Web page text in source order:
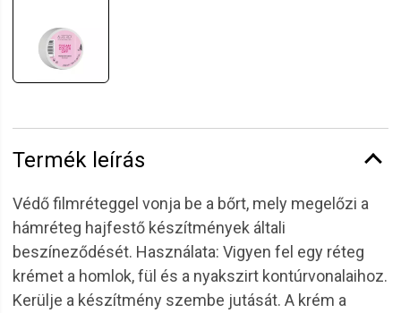
Termék leírás
Védő filmréteggel vonja be a bőrt, mely megelőzi a
hámréteg hajfestő készítmények általi
beszíneződését. Használata: Vigyen fel egy réteg
krémet a homlok, fül és a nyakszirt kontúrvonalaihoz.
Kerülje a készítmény szembe jutását. A krém a